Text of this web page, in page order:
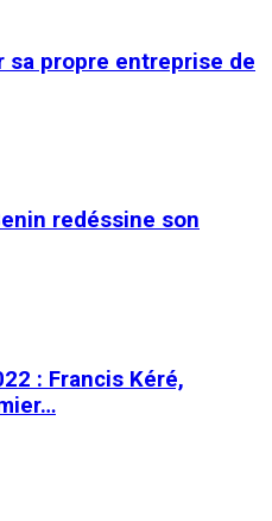
sa propre entreprise de
redéssine son
: Francis Kéré,